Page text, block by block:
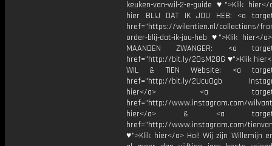
keuken-van-wil-2-e-guide ♥">Klik
hier BLIJ DAT IK JOU HEB: <a
href="https://wilentien.nl/collections/
order-blij-dat-ik-jou-heb ♥">Klik hier</
MAANDEN ZWANGER: <a
href="http://bit.ly/2OsM28G ♥">Klik
WIL & TIEN Website: <a
href="http://bit.ly/2Ucu0gb
hier</a> <a
href="http://www.instagram.com/
hier</a> & <a
href="http://www.instagram.com/
♥">Klik hier</a> Hoi! Wij zijn Willemijn